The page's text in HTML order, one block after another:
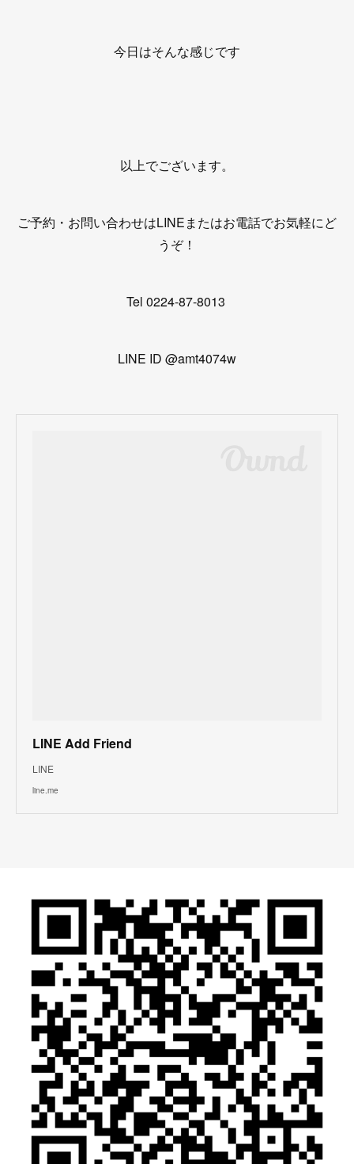
今日はそんな感じです
以上でございます。
ご予約・お問い合わせはLINEまたはお電話でお気軽にど
うぞ！
Tel 0224-87-8013
LINE ID @amt4074w
LINE Add Friend
LINE
line.me